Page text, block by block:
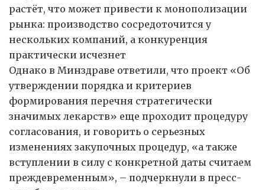
растёт, что может привести к монополизации
рынка: производство сосредоточится у
нескольких компаний, а конкуренция
практически исчезнет
Однако в Минздраве ответили, что проект «Об
утверждении порядка и критериев
формирования перечня стратегически
значимых лекарств» еще проходит процедуру
согласования, и говорить о серьезных
изменениях закупочных процедур, «а также
вступлении в силу с конкретной даты считаем
преждевременным», – подчеркнули в пресс-